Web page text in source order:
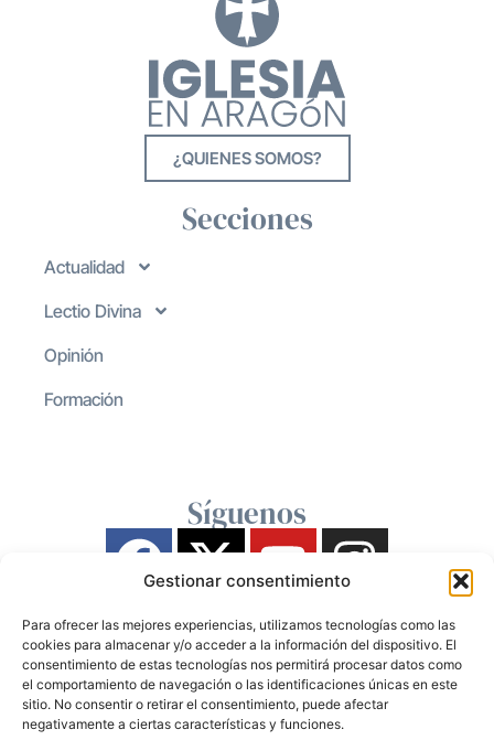
Gestionar consentimiento
Para ofrecer las mejores experiencias, utilizamos tecnologías como las
cookies para almacenar y/o acceder a la información del dispositivo. El
consentimiento de estas tecnologías nos permitirá procesar datos como
el comportamiento de navegación o las identificaciones únicas en este
sitio. No consentir o retirar el consentimiento, puede afectar
negativamente a ciertas características y funciones.
¿QUIENES SOMOS?
Secciones
Actualidad
Lectio Divina
Opinión
Formación
Síguenos